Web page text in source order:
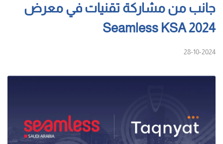
جانب من مشاركة تقنيات في معرض
Seamless KSA 2024
28-10-2024